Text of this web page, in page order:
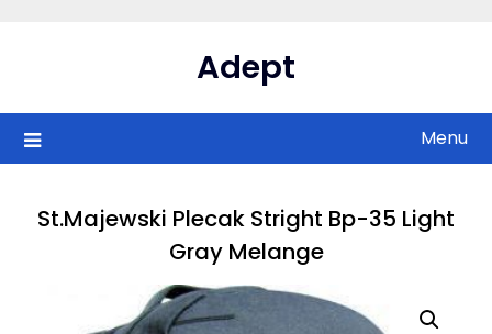
Adept
Menu
St.Majewski Plecak Stright Bp-35 Light
Gray Melange